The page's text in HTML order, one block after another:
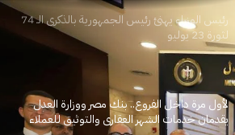
رئيس الوزراء يهنئ رئيس الجمهورية بالذكرى الـ 74
لثورة 23 يوليو
لأول مرة داخل الفروع.. بنك مصر ووزارة العدل
يقدمان خدمات الشهر العقاري والتوثيق للعملاء